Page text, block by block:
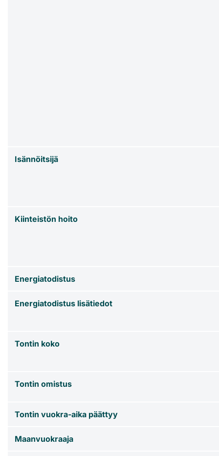
Isännöitsijä
Kiinteistön hoito
Energiatodistus
Energiatodistus lisätiedot
Tontin koko
Tontin omistus
Tontin vuokra-aika päättyy
Maanvuokraaja